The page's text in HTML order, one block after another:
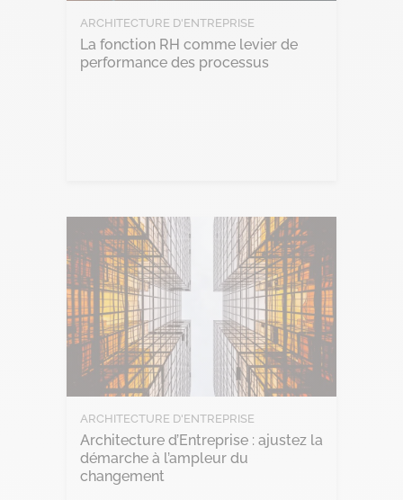
ARCHITECTURE D'ENTREPRISE
La fonction RH comme levier de
performance des processus
ARCHITECTURE D'ENTREPRISE
Architecture d’Entreprise : ajustez la
démarche à l’ampleur du
changement